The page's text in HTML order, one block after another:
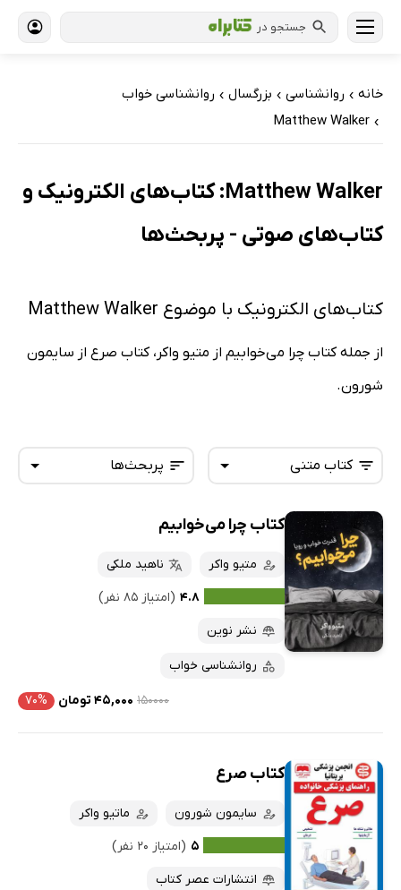
جستجو در
خانه › روانشناسی › بزرگسال › روانشناسی خواب
›
Matthew Walker
Matthew Walker: کتاب‌های الکترونیک و
کتاب‌های صوتی - پربحث‌ها
کتاب‌های الکترونیک با موضوع Matthew Walker
از جمله کتاب چرا می‌خوابیم از متیو واکر، کتاب صرع از سایمون
شورون.
پربحث‌ها
تازه‌ها
داغ‌ترین‌ها
پرفروش‌ها
ارزان ترین‌ها
کتاب متنی
همه کتاب‌ها
کتاب‌های صوتی
کتاب‌های متنی
کتاب چرا می‌خوابیم
متیو واکر
ناهید ملکی
۴.۸ (امتیاز ۸۵ نفر)
نشر نوین
روانشناسی خواب
۱۵۰۰۰۰ ۴۵,۰۰۰ تومان ۷۰%
کتاب صرع
سایمون شورون
ماتیو واکر
۵ (امتیاز ۲۰ نفر)
انتشارات عصر کتاب